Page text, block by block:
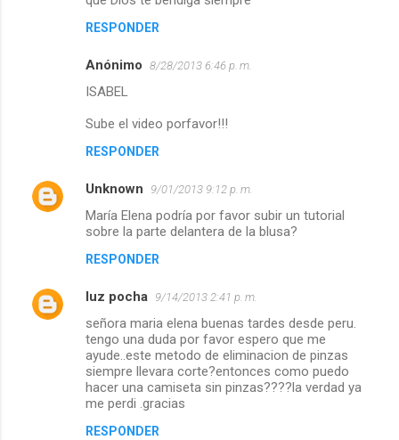
RESPONDER
Anónimo 8/28/2013 6:46 p. m.
ISABEL
Sube el video porfavor!!!
RESPONDER
Unknown 9/01/2013 9:12 p. m.
María Elena podría por favor subir un tutorial
sobre la parte delantera de la blusa?
RESPONDER
luz pocha 9/14/2013 2:41 p. m.
señora maria elena buenas tardes desde peru.
tengo una duda por favor espero que me
ayude..este metodo de eliminacion de pinzas
siempre llevara corte?entonces como puedo
hacer una camiseta sin pinzas????la verdad ya
me perdi .gracias
RESPONDER